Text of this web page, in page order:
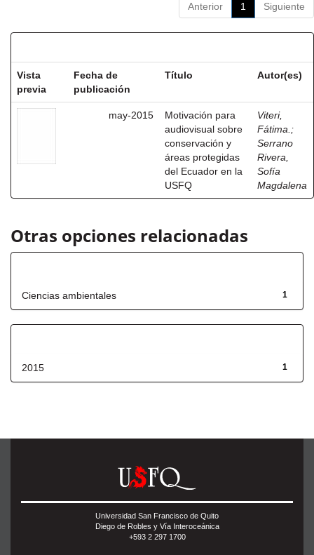
Anterior 1 Siguiente
Vista
previa
Fecha de
publicación
Título Autor(es)
may-2015
Motivación para
audiovisual sobre
conservación y
áreas protegidas
del Ecuador en la
USFQ
Viteri,
Fátima. ;
Serrano
Rivera,
Sofía
Magdalena
Otras opciones relacionadas
1
Ciencias ambientales
1
2015
Universidad San Francisco de Quito
Diego de Robles y Vía Interoceánica
+593 2 297 1700